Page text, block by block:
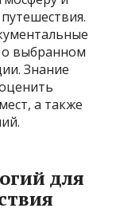
о выбранном
Знание
а также
для